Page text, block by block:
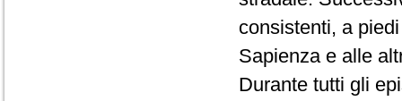
consistenti, a
Sapienza e alle
Durante tutti gli